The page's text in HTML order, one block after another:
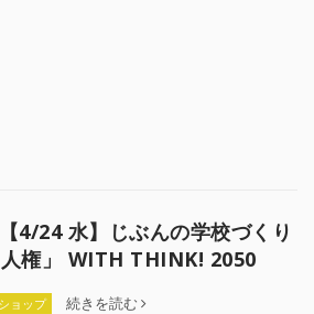
【4/24 水】じぶんの学校づくり
人権」 WITH THINK! 2050
ョップ 続きを読む